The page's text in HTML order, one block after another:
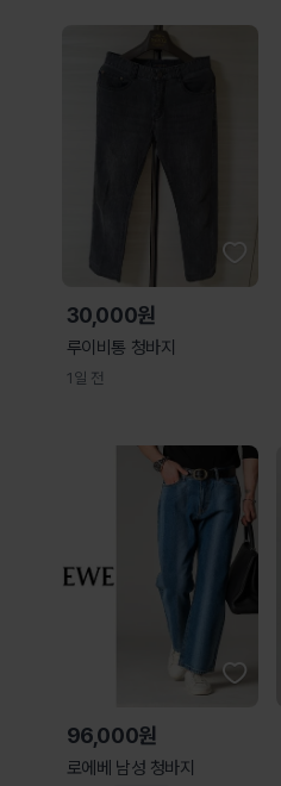
30,000원
루이비통 청바지
1일 전
96,000원
로에베 남성 청바지